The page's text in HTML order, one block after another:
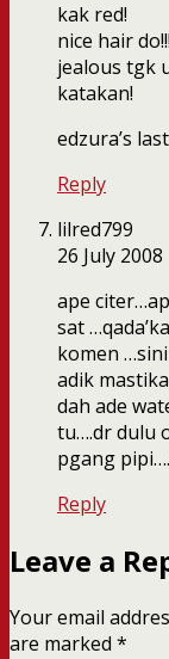
kak red!
nice hair
jealous tgk
katakan!
edzura’s
Reply
lilred799
26 July 2008
ape
sat
komen
adik
dah ade
tu….dr dulu
pgang
Reply
Leave a
Your email
are marked *